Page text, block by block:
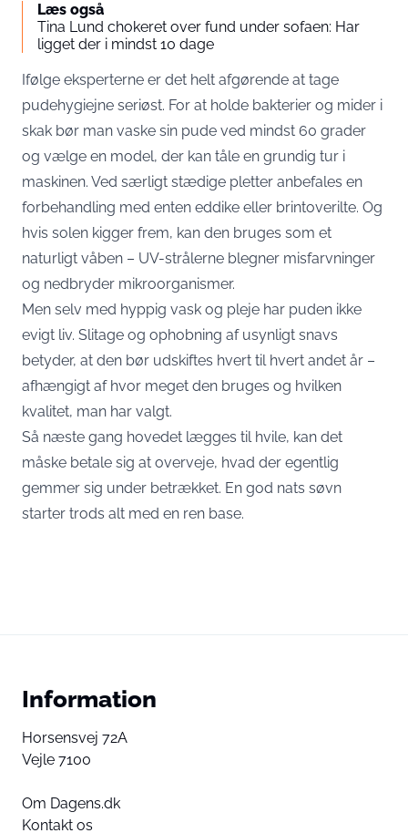
Læs også
Tina Lund chokeret over fund under sofaen: Har
ligget der i mindst 10 dage
Ifølge eksperterne er det helt afgørende at tage
pudehygiejne seriøst. For at holde bakterier og mider i
skak bør man vaske sin pude ved mindst 60 grader
og vælge en model, der kan tåle en grundig tur i
maskinen. Ved særligt stædige pletter anbefales en
forbehandling med enten eddike eller brintoverilte. Og
hvis solen kigger frem, kan den bruges som et
naturligt våben – UV-strålerne blegner misfarvninger
og nedbryder mikroorganismer.
Men selv med hyppig vask og pleje har puden ikke
evigt liv. Slitage og ophobning af usynligt snavs
betyder, at den bør udskiftes hvert til hvert andet år –
afhængigt af hvor meget den bruges og hvilken
kvalitet, man har valgt.
Så næste gang hovedet lægges til hvile, kan det
måske betale sig at overveje, hvad der egentlig
gemmer sig under betrækket. En god nats søvn
starter trods alt med en ren base.
Information
Horsensvej 72A
Vejle 7100
Om Dagens.dk
Kontakt os